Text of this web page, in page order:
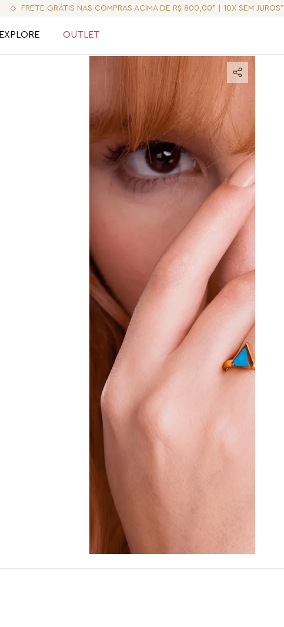
FRETE GRÁTIS NAS COMPRAS ACIMA DE R$ 800,00* | 10X SEM JUROS*
EXPLORE OUTLET